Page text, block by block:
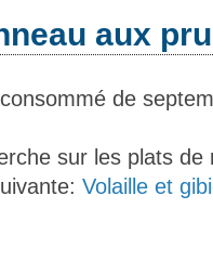
aux
de
sur les plats
Volaille et